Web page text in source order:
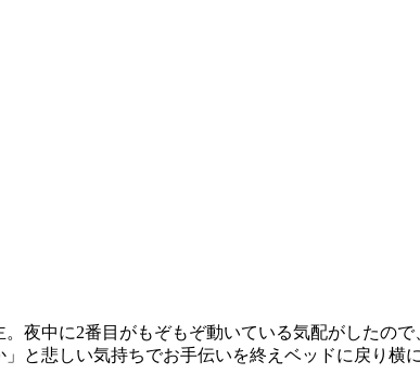
夜中に2番目がもぞもぞ動いている気配がしたの
と悲しい気持ちでお手伝いを終えベッドに戻り横